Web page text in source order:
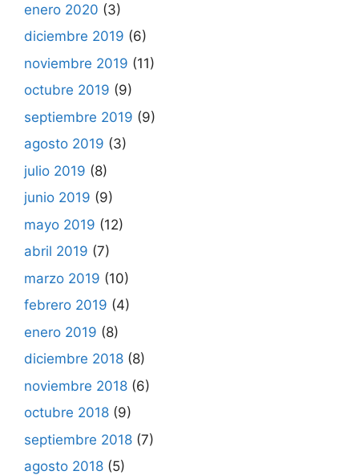
enero 2020 (3)
diciembre 2019 (6)
noviembre 2019 (11)
octubre 2019 (9)
septiembre 2019 (9)
agosto 2019 (3)
julio 2019 (8)
junio 2019 (9)
mayo 2019 (12)
abril 2019 (7)
marzo 2019 (10)
febrero 2019 (4)
enero 2019 (8)
diciembre 2018 (8)
noviembre 2018 (6)
octubre 2018 (9)
septiembre 2018 (7)
agosto 2018 (5)